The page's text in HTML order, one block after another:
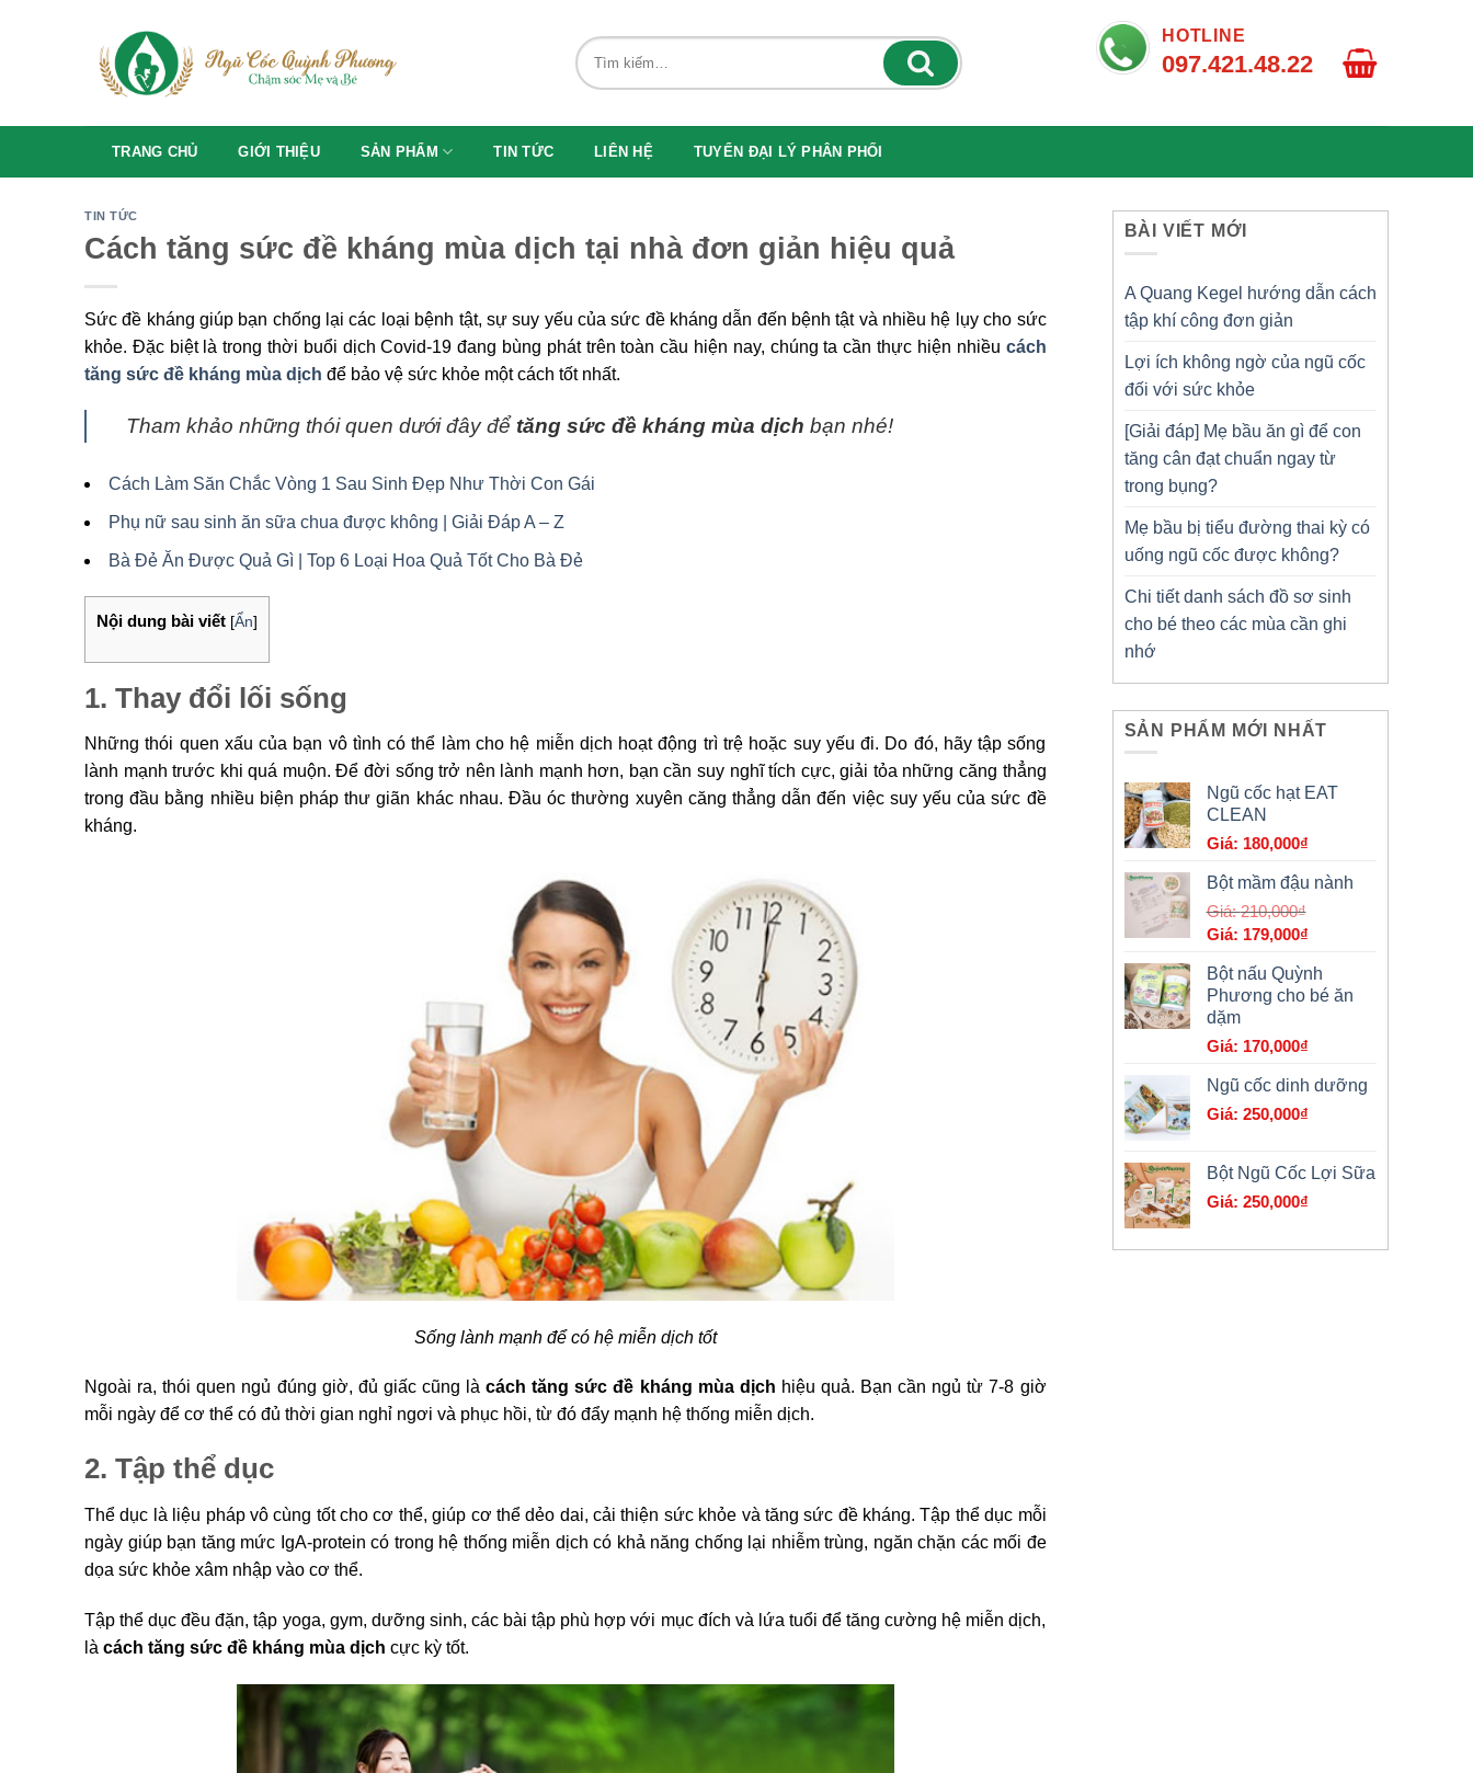
HOTLINE
097.421.48.22
TRANG CHỦ GIỚI THIỆU SẢN PHẨM TIN TỨC LIÊN HỆ TUYỂN ĐẠI LÝ PHÂN PHỐI
TIN TỨC
Cách tăng sức đề kháng mùa dịch tại nhà đơn giản hiệu quả
Sức đề kháng giúp bạn chống lại các loại bệnh tật, sự suy yếu của sức đề kháng dẫn đến bệnh tật và nhiều hệ lụy cho sức
khỏe. Đặc biệt là trong thời buổi dịch Covid-19 đang bùng phát trên toàn cầu hiện nay, chúng ta cần thực hiện nhiều cách
tăng sức đề kháng mùa dịch để bảo vệ sức khỏe một cách tốt nhất.
Tham khảo những thói quen dưới đây để tăng sức đề kháng mùa dịch bạn nhé!
Cách Làm Săn Chắc Vòng 1 Sau Sinh Đẹp Như Thời Con Gái
Phụ nữ sau sinh ăn sữa chua được không | Giải Đáp A – Z
Bà Đẻ Ăn Được Quả Gì | Top 6 Loại Hoa Quả Tốt Cho Bà Đẻ
Nội dung bài viết [Ẩn]
1. Thay đổi lối sống
Những thói quen xấu của bạn vô tình có thể làm cho hệ miễn dịch hoạt động trì trệ hoặc suy yếu đi. Do đó, hãy tập sống
lành mạnh trước khi quá muộn. Để đời sống trở nên lành mạnh hơn, bạn cần suy nghĩ tích cực, giải tỏa những căng thẳng
trong đầu bằng nhiều biện pháp thư giãn khác nhau. Đầu óc thường xuyên căng thẳng dẫn đến việc suy yếu của sức đề
kháng.
Sống lành mạnh để có hệ miễn dịch tốt
Ngoài ra, thói quen ngủ đúng giờ, đủ giấc cũng làcách tăng sức đề kháng mùa dịch hiệu quả. Bạn cần ngủ từ 7-8 giờ
mỗi ngày để cơ thể có đủ thời gian nghỉ ngơi và phục hồi, từ đó đẩy mạnh hệ thống miễn dịch.
2. Tập thể dục
Thể dục là liệu pháp vô cùng tốt cho cơ thể, giúp cơ thể dẻo dai, cải thiện sức khỏe và tăng sức đề kháng. Tập thể dục mỗi
ngày giúp bạn tăng mức IgA-protein có trong hệ thống miễn dịch có khả năng chống lại nhiễm trùng, ngăn chặn các mối đe
dọa sức khỏe xâm nhập vào cơ thể.
Tập thể dục đều đặn, tập yoga, gym, dưỡng sinh, các bài tập phù hợp với mục đích và lứa tuổi để tăng cường hệ miễn dịch,
là cách tăng sức đề kháng mùa dịch cực kỳ tốt.
BÀI VIẾT MỚI
A Quang Kegel hướng dẫn cách
tập khí công đơn giản
Lợi ích không ngờ của ngũ cốc
đối với sức khỏe
[Giải đáp] Mẹ bầu ăn gì để con
tăng cân đạt chuẩn ngay từ
trong bụng?
Mẹ bầu bị tiểu đường thai kỳ có
uống ngũ cốc được không?
Chi tiết danh sách đồ sơ sinh
cho bé theo các mùa cần ghi
nhớ
SẢN PHẨM MỚI NHẤT
Ngũ cốc hạt EAT
CLEAN
180,000₫
Bột mầm đậu nành
210,000₫
210,000₫.
179,000₫Giá
tại
là:
Bột nấu Quỳnh
Phương cho bé ăn
dặm
170,000₫
Ngũ cốc dinh dưỡng
250,000₫
Bột Ngũ Cốc Lợi Sữa
250,000₫